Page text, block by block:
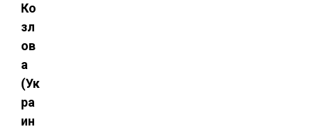
Ко
зл
ов
а
(Ук
ра
ин